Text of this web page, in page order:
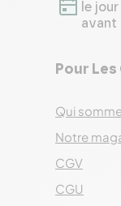
le
avant
Pour
Qui
Notre
CGV
CGU